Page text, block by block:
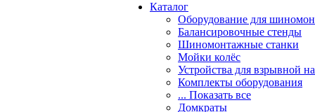
Каталог
Оборудование для
Балансировочные стенды
Шиномонтажные станки
Мойки колёс
Устройства для взрывной
Комплекты оборудования
... Показать все
Домкраты